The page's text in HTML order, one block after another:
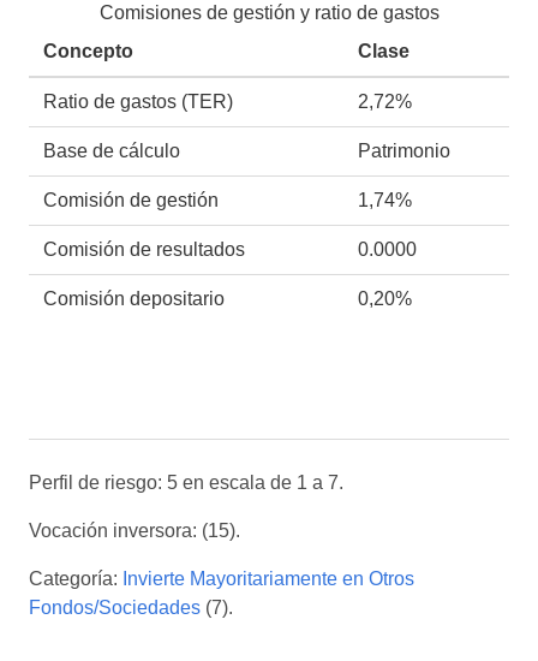
Comisiones de gestión y ratio de gastos
Concepto
Clase
Ratio de gastos (TER) 2,72%
Base de cálculo Patrimonio
Comisión de gestión 1,74%
Comisión de resultados 0.0000
Comisión depositario 0,20%
Perfil de riesgo: 5 en escala de 1 a 7.
Vocación inversora: (15).
Categoría: Invierte Mayoritariamente en Otros
Fondos/Sociedades (7).